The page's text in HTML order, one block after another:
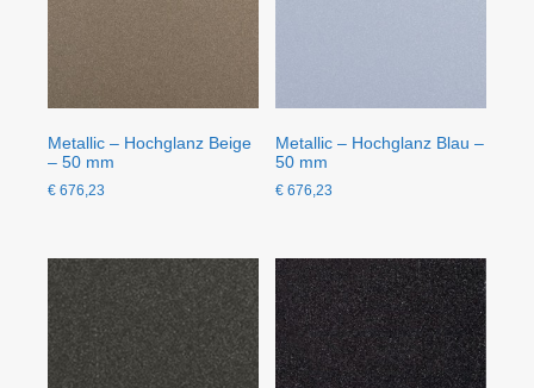
Metallic – Hochglanz Beige
– 50 mm
€ 676,23
Metallic – Hochglanz Blau –
50 mm
€ 676,23